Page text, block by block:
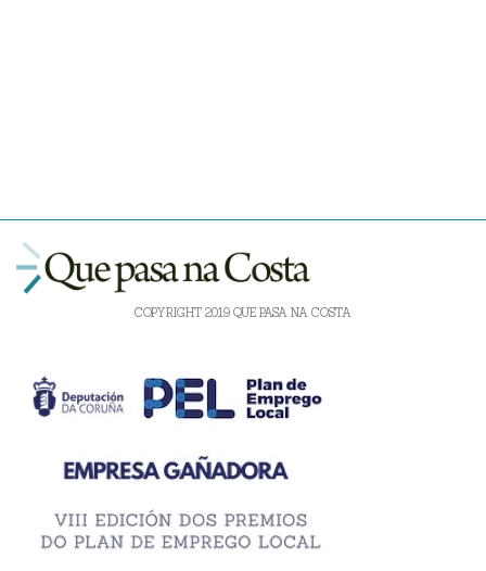
COPYRIGHT 2019 QUE PASA NA COSTA